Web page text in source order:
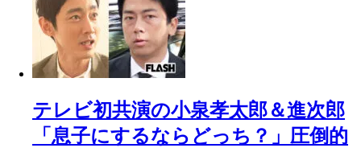
テレビ初共演の小泉孝太郎＆進次郎
「息子にするならどっち？」圧倒的